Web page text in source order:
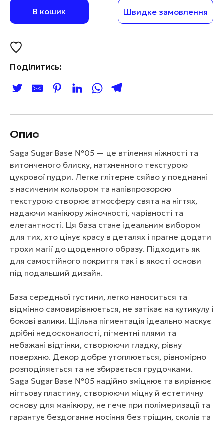
В кошик Швидке замовлення
Поділитись:
Опис
Saga Sugar Base №05 — це втілення ніжності та
витонченого блиску, натхненного текстурою
цукрової пудри. Легке глітерне сяйво у поєднанні
з насиченим кольором та напівпрозорою
текстурою створює атмосферу свята на нігтях,
надаючи манікюру жіночності, чарівності та
елегантності. Ця база стане ідеальним вибором
для тих, хто цінує красу в деталях і прагне додати
трохи магії до щоденного образу. Підходить як
для самостійного покриття так і в якості основи
під подальший дизайн.
База середньої густини, легко наноситься та
відмінно самовирівнюється, не затікає на кутикулу і
бокові валики. Щільна пігментація ідеально маскує
дрібні недосконалості, пігментні плями та
небажані відтінки, створюючи гладку, рівну
поверхню. Декор добре утоплюється, рівномірно
розподіляється та не збирається грудочками.
Saga Sugar Base №05 надійно зміцнює та вирівнює
нігтьову пластину, створюючи міцну й естетичну
основу для манікюру, не пече при полімеризації та
гарантує бездоганне носіння без тріщин, сколів та